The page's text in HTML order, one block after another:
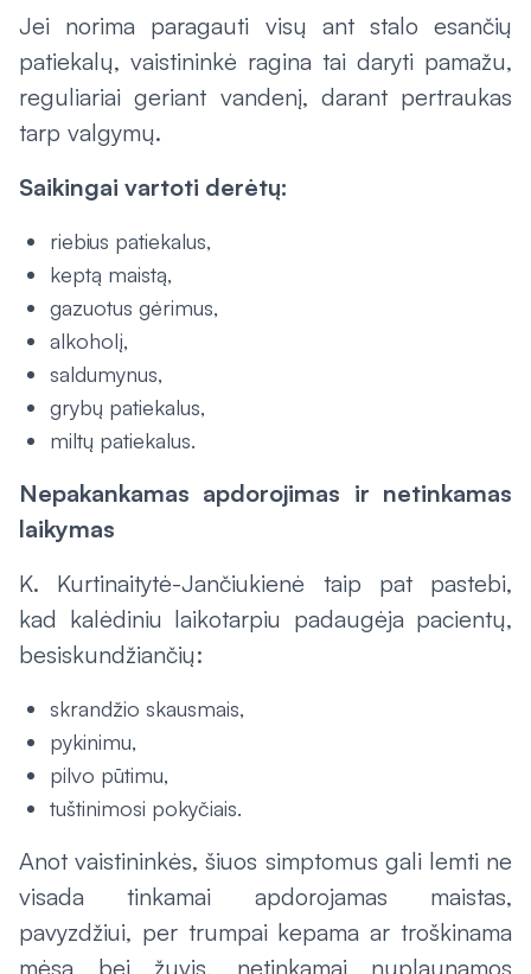
Jei norima paragauti visų ant stalo esančių
patiekalų, vaistininkė ragina tai daryti pamažu,
reguliariai geriant vandenį, darant pertraukas
tarp valgymų.
Saikingai vartoti derėtų:
riebius patiekalus,
keptą maistą,
gazuotus gėrimus,
alkoholį,
saldumynus,
grybų patiekalus,
miltų patiekalus.
Nepakankamas apdorojimas ir netinkamas
laikymas
K. Kurtinaitytė-Jančiukienė taip pat pastebi,
kad kalėdiniu laikotarpiu padaugėja pacientų,
besiskundžiančių:
skrandžio skausmais,
pykinimu,
pilvo pūtimu,
tuštinimosi pokyčiais.
Anot vaistininkės, šiuos simptomus gali lemti ne
visada tinkamai apdorojamas maistas,
pavyzdžiui, per trumpai kepama ar troškinama
mėsa bei žuvis, netinkamai nuplaunamos